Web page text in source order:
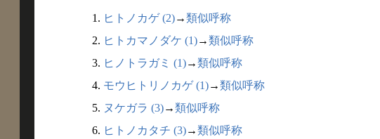
1. ヒトノカゲ (2)→類似呼称
2. ヒトカマノダケ (1)→類似呼称
3. ヒノトラガミ (1)→類似呼称
4. モウヒトリノカゲ (1)→類似呼称
5. ヌケガラ (3)→類似呼称
6. ヒトノカタチ (3)→類似呼称